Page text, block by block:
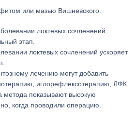
или мазью Вишневского.
локтевых сочленений ускоряет
лечению могут добавить
иглорефлексотерапию, ЛФК
метода показывают высокую
когда проводили операцию.